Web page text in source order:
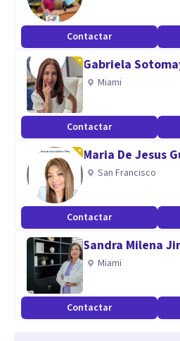
Contactar
Gabriela
Miami
Contactar
Maria De Jesus
San Francisco
Contactar
Sandra Milena
Miami
Contactar